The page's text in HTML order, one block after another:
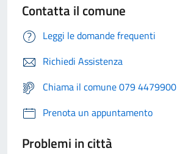
Contatta il comune
Leggi le domande frequenti
Richiedi Assistenza
Chiama il comune 079 4479900
Prenota un appuntamento
Problemi in città